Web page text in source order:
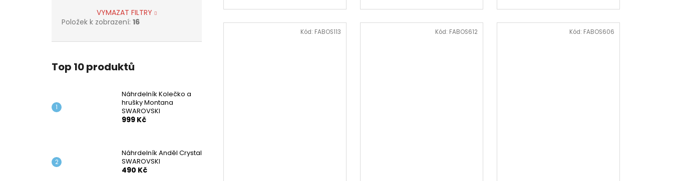
VYMAZAT FILTRY
Položek k zobrazení: 16
Top 10 produktů
Náhrdelník Kolečko a
hrušky Montana
SWAROVSKI
999 Kč
Náhrdelník Anděl Crystal
SWAROVSKI
490 Kč
Kód: FABOS113 Kód: FABOS612 Kód: FABOS606